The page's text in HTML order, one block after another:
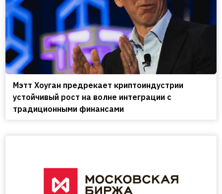
Мэтт Хоуган предрекает криптоиндустрии
устойчивый рост на волне интеграции с
традиционными финансами